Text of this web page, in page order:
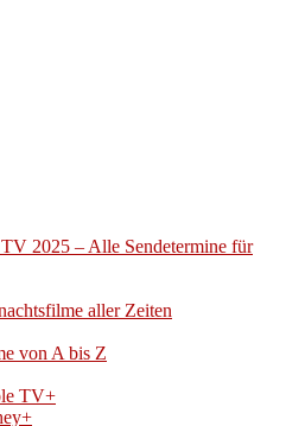
2025 – Alle Sendetermine für
aller Zeiten
von A bis Z
TV+